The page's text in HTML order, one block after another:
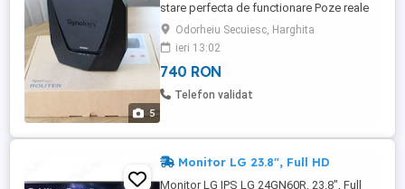
5
stare perfecta de functionare Poze reale
Dual-band, Wi-Fi 6, 4x4 MIMO, Mesh
support, SRM, 2.5GbE port, USB 3.2Ge
Odorheiu Secuiesc, Harghita
ieri 13:02
740 RON
Telefon validat
Monitor LG 23.8", Full HD
Monitor LG IPS LG 24GN60R, 23.8", Full